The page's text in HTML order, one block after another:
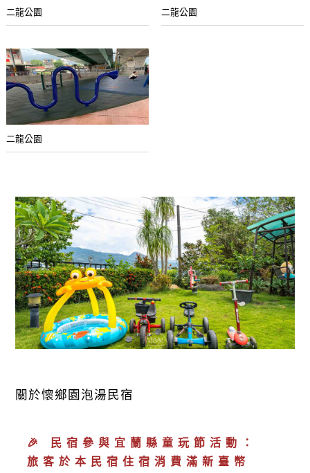
二龍公園 二龍公園
二龍公園
關於懷鄉園泡湯民宿
🎉 民宿參與宜蘭縣童玩節活動：
旅客於本民宿住宿消費滿新臺幣